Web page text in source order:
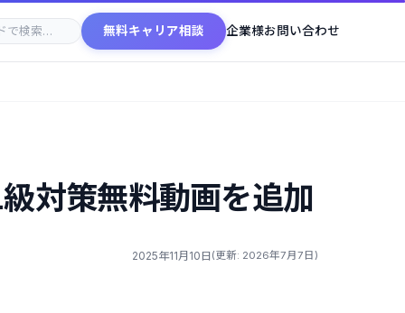
無料キャリア相談 企業様お問い合わせ
対策無料動画を追加
2025年11月10日(更新: 2026年7月7日)